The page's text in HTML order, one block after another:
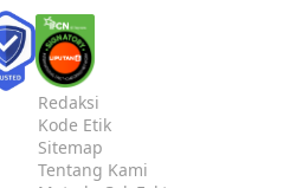
Redaksi
Kode Etik
Sitemap
Tentang Kami